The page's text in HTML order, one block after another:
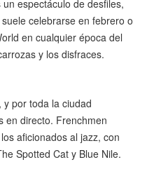
espectáculo de desfiles,
celebrarse en febrero o
en cualquier época del
y los disfraces.
y por toda la ciudad
en directo. Frenchmen
aficionados al jazz, con
Spotted Cat y Blue Nile.